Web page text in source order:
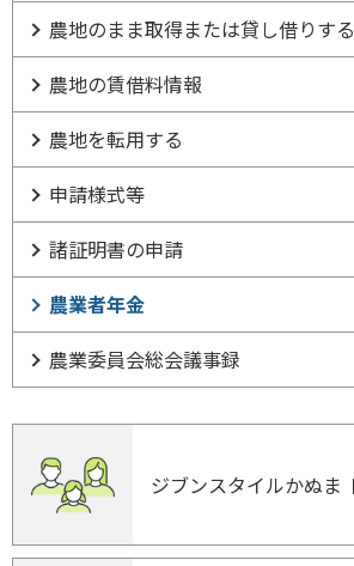
農地のまま取得または貸し借りする
農地の賃借料情報
農地を転用する
申請様式等
諸証明書の申請
農業者年金
農業委員会総会議事録
ジブンスタイルかぬま